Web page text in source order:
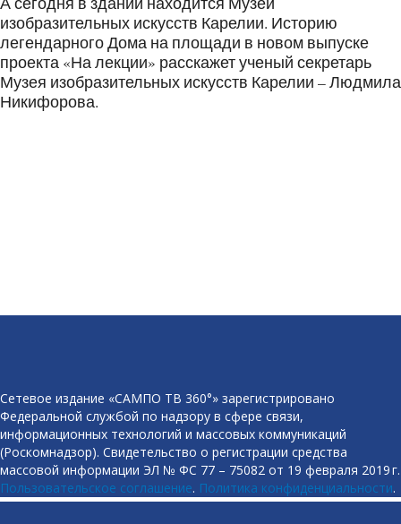
изобразительных искусств Карелии. Историю
легендарного Дома на площади в новом выпуске
проекта «На лекции» расскажет ученый секретарь
Музея изобразительных искусств Карелии – Людмила
Никифорова.
Сетевое издание «САМПО ТВ 360°» зарегистрировано
Федеральной службой по надзору в сфере связи,
информационных технологий и массовых коммуникаций
(Роскомнадзор). Свидетельство о регистрации средства
массовой информации ЭЛ № ФС 77 – 75082 от 19 февраля 2019 г.
Пользовательское соглашение. Политика конфиденциальности.